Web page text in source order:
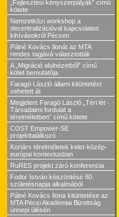
„Fejlesztési kényszerpályák” című
kötete
Nemzetközi workshop a
decentralizációval kapcsolatos
kihívásokról Pécsen
Pálné Kovács Ilonát az MTA
rendes tagjává választották
A „Migráció alulnézetből” című
kötet bemutatója
Faragó László állami kitüntetést
vehetett át
Megjelent Faragó László „Téri lét -
Társadalmi fordulat a
térelméletben” című kötete
COST Empower-SE
projekttalálkozó
Kortárs térelméletek kelet-közép-
európai kontextusban
RuRES projekt záró konferencia
Fodor István köszöntése 80.
születésnapja alkalmából
Pálné Kovács Ilona kitüntetése az
MTA Pécsi Akadémiai Bizottság
ünnepi ülésén